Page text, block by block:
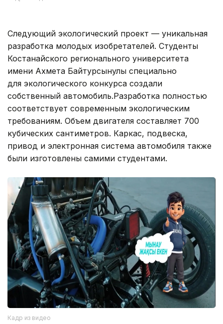
Следующий экологический проект — уникальная
разработка молодых изобретателей. Студенты
Костанайского регионального университета
имени Ахмета Байтурсынулы специально
для экологического конкурса создали
собственный автомобиль.Разработка полностью
соответствует современным экологическим
требованиям. Объем двигателя составляет 700
кубических сантиметров. Каркас, подвеска,
привод и электронная система автомобиля также
были изготовлены самими студентами.
Кадр из видео